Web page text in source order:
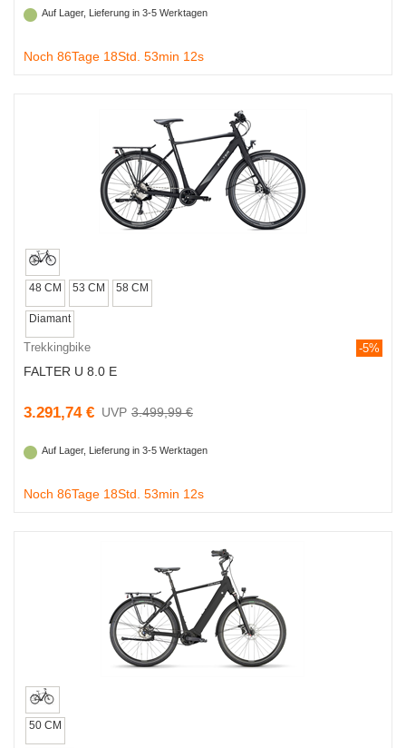
Auf Lager, Lieferung in 3-5 Werktagen
Noch 86Tage 18Std. 53min 11s
48 CM 53 CM 58 CM
Diamant
Trekkingbike -5%
FALTER U 8.0 E
3.291,74 € 3.499,99 €
Auf Lager, Lieferung in 3-5 Werktagen
Noch 86Tage 18Std. 53min 11s
50 CM